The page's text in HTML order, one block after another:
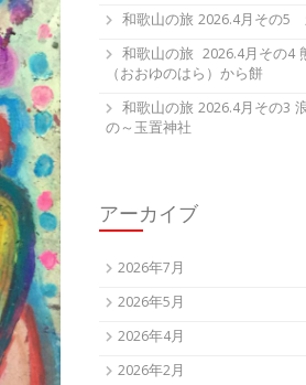
和歌山の旅 2026.4月その
和歌山の旅 2026.4月その
（おおゆのはら）から餅
和歌山の旅 2026.4月その3
の～玉置神社
アーカイブ
2026年7月
2026年5月
2026年4月
2026年2月